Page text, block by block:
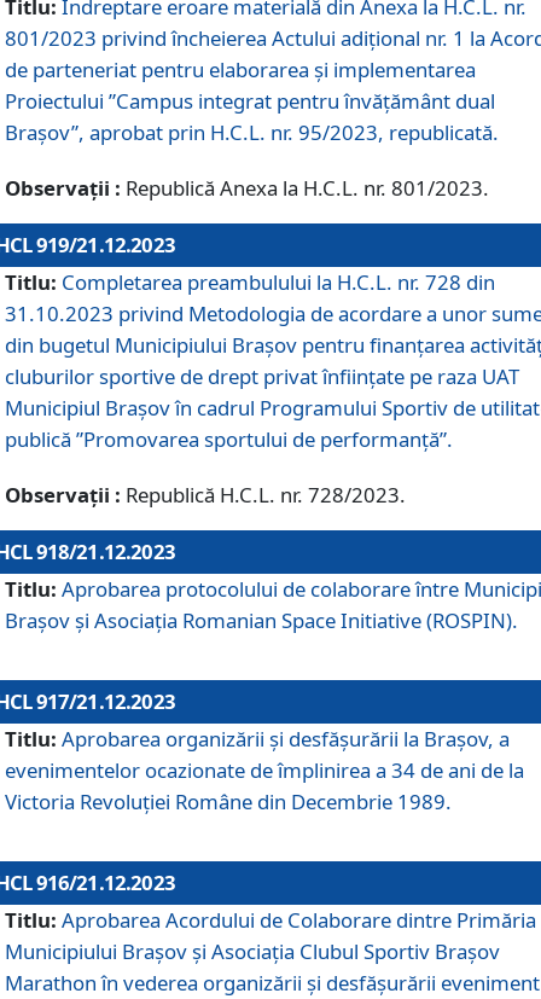
Titlu: Îndreptare eroare materială din Anexa la H.C.L. nr.
801/2023 privind încheierea Actului adițional nr. 1 la
de parteneriat pentru elaborarea și implementarea
Proiectului ”Campus integrat pentru învățământ dual
Brașov”, aprobat prin H.C.L. nr. 95/2023, republicată.
Observații : Republică Anexa la H.C.L. nr. 801/2023.
919/21.12.2023
Titlu: Completarea preambulului la H.C.L. nr. 728 din
31.10.2023 privind Metodologia de acordare a unor
din bugetul Municipiului Brașov pentru finanțarea
cluburilor sportive de drept privat înființate pe raza UAT
Municipiul Brașov în cadrul Programului Sportiv de
publică ”Promovarea sportului de performanță”.
Observații : Republică H.C.L. nr. 728/2023.
918/21.12.2023
Titlu: Aprobarea protocolului de colaborare între
Brașov și Asociația Romanian Space Initiative (ROSPIN).
917/21.12.2023
Titlu: Aprobarea organizării şi desfăşurării la Braşov, a
evenimentelor ocazionate de împlinirea a 34 de ani de la
Victoria Revoluţiei Române din Decembrie 1989.
916/21.12.2023
Titlu: Aprobarea Acordului de Colaborare dintre Primăria
Municipiului Brașov și Asociația Clubul Sportiv Brașov
Marathon în vederea organizării și desfășurării